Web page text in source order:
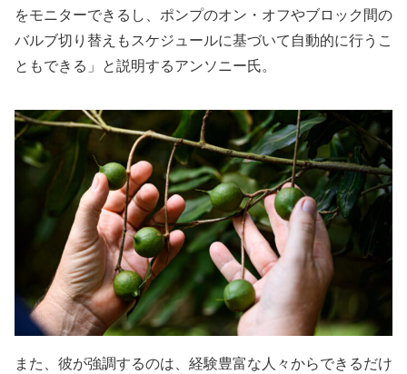
をモニターできるし、ポンプのオン・オフやブロック間の
バルブ切り替えもスケジュールに基づいて自動的に行うこ
ともできる」と説明するアンソニー氏。
また、彼が強調するのは、経験豊富な人々からできるだけ